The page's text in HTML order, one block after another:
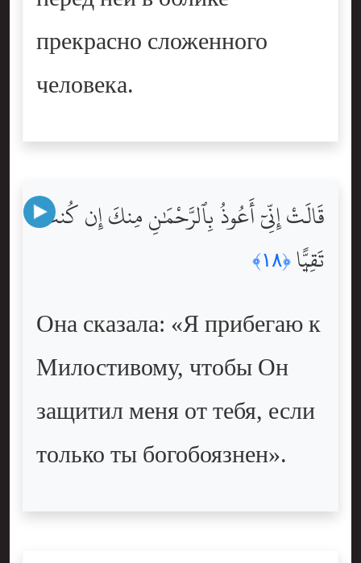
прекрасно сложенного
человека.
قَالَتْ إِنِّىٓ أَعُوذُ بِٱلرَّحْمَٰنِ مِنكَ إِن كُنتَ
تَقِيًّۭا ﴿١٨﴾
Она сказала: «Я прибегаю к
Милостивому, чтобы Он
защитил меня от тебя, если
только ты богобоязнен».